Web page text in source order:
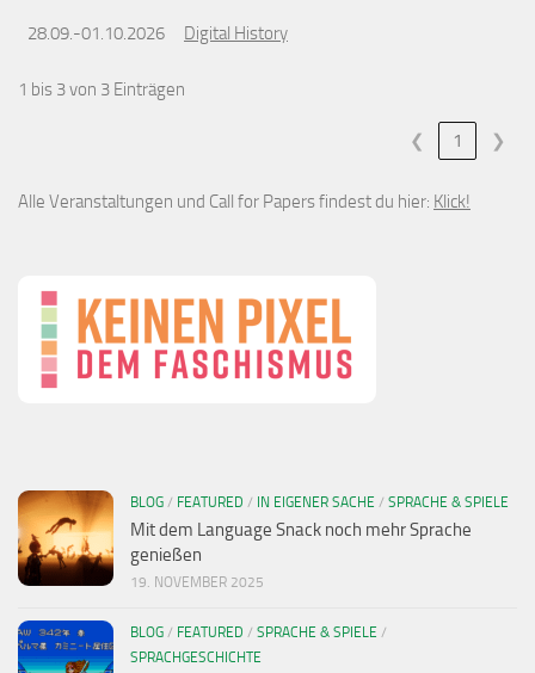
28.09.-01.10.2026 Digital History
1 bis 3 von 3 Einträgen
❮ 1 ❯
Alle Veranstaltungen und Call for Papers findest du hier: Klick!
BLOG / FEATURED / IN EIGENER SACHE / SPRACHE & SPIELE
Mit dem Language Snack noch mehr Sprache
genießen
19. NOVEMBER 2025
BLOG / FEATURED / SPRACHE & SPIELE /
SPRACHGESCHICHTE